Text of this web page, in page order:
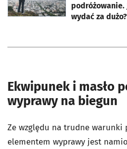
podróżowanie.
wydać za
Ekwipunek i masło
wyprawy na biegun
Ze względu na trudne warunki
elementem wyprawy jest